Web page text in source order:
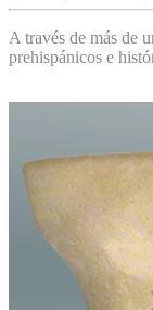
A través de más de
prehispánicos e